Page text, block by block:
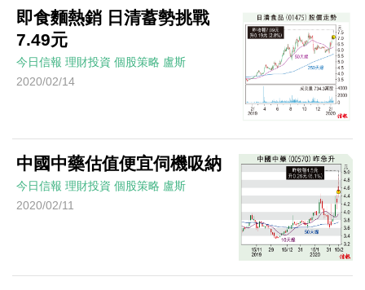
即食麵熱銷 日清蓄勢挑戰
7.49元
今日信報 理財投資 個股策略 盧斯
2020/02/14
中國中藥估值便宜伺機吸納
今日信報 理財投資 個股策略 盧斯
2020/02/11